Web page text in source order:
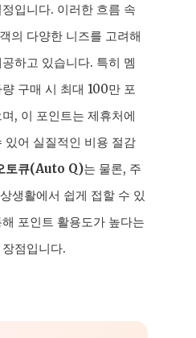
입니다. 이러한 흐름 속
의 다양한 니즈를 고려해
하고 있습니다. 특히 멤
구매 시 최대 100만 포
, 이 포인트는 제휴처에
있어 실질적인 비용 절감
토큐(Auto Q)는 물론, 주
생활에서 쉽게 접할 수 있
포인트 활용도가 높다는
점입니다.